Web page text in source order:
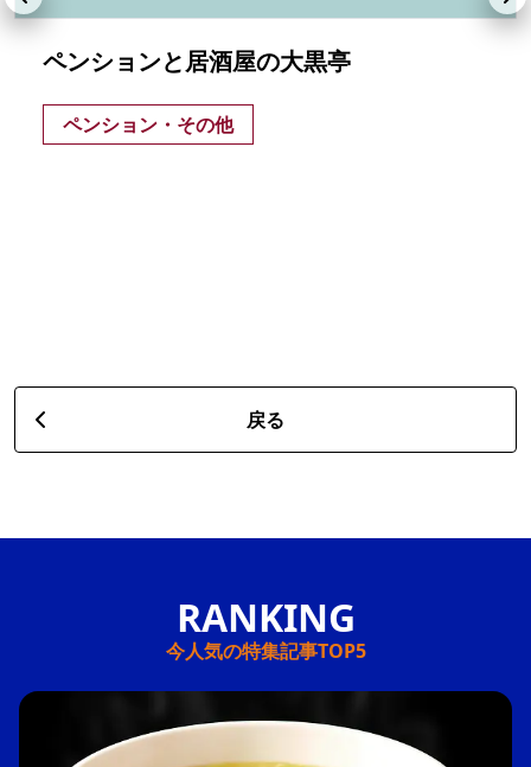
ペンションと居酒屋の大黒亭
ペンション・その他
戻る
今人気の特集記事TOP5